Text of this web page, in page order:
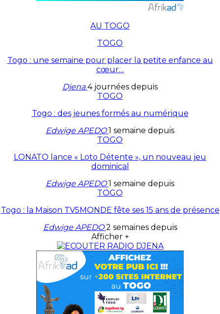
AU TOGO
TOGO
Togo : une semaine pour placer la petite enfance au
cœur…
Djena4 journées depuis
TOGO
Togo : des jeunes formés au numérique
Edwige APEDO1 semaine depuis
TOGO
LONATO lance « Loto Détente », un nouveau jeu
dominical
Edwige APEDO1 semaine depuis
TOGO
Togo : la Maison TV5MONDE fête ses 15 ans de présence
Edwige APEDO2 semaines depuis
Afficher +